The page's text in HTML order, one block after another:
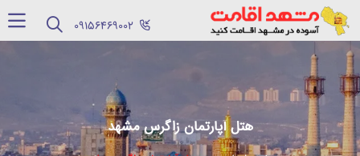
هتل آپارتمان زاگرس مشهد